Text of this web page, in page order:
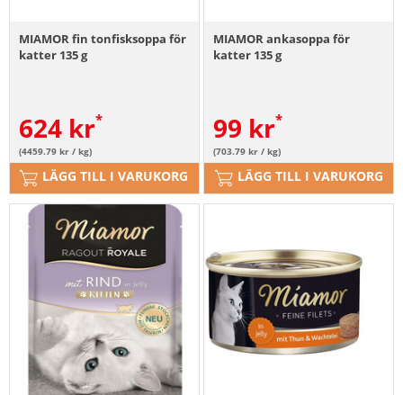
MIAMOR fin tonfisksoppa för
katter 135 g
624 kr
(4459.79 kr / kg)
LÄGG TILL I VARUKORG
MIAMOR ankasoppa för
katter 135 g
99 kr
(703.79 kr / kg)
LÄGG TILL I VARUKORG